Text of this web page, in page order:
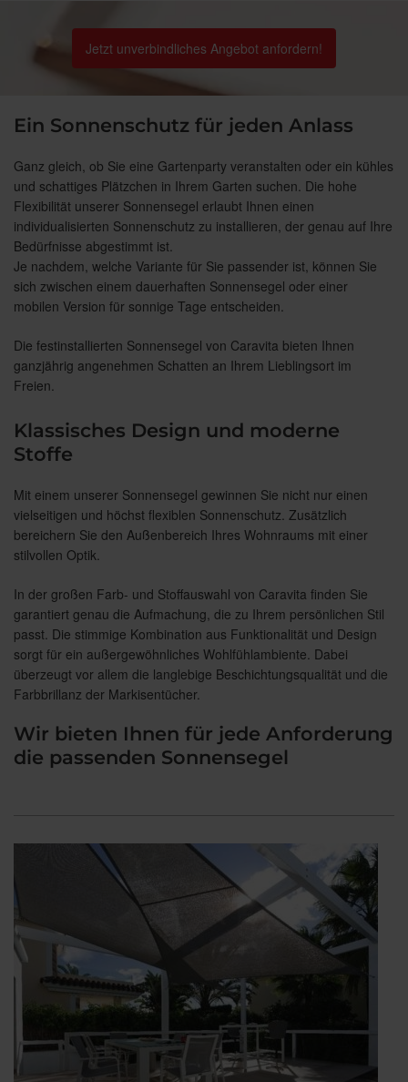
Jetzt unverbindliches Angebot anfordern!
Ein Sonnenschutz für jeden Anlass
Ganz gleich, ob Sie eine Gartenparty veranstalten oder ein kühles
und schattiges Plätzchen in Ihrem Garten suchen. Die hohe
Flexibilität unserer Sonnensegel erlaubt Ihnen einen
individualisierten Sonnenschutz zu installieren, der genau auf Ihre
Bedürfnisse abgestimmt ist.
Je nachdem, welche Variante für Sie passender ist, können Sie
sich zwischen einem dauerhaften Sonnensegel oder einer
mobilen Version für sonnige Tage entscheiden.
Die festinstallierten Sonnensegel von Caravita bieten Ihnen
ganzjährig angenehmen Schatten an Ihrem Lieblingsort im
Freien.
Klassisches Design und moderne
Stoffe
Mit einem unserer Sonnensegel gewinnen Sie nicht nur einen
vielseitigen und höchst flexiblen Sonnenschutz. Zusätzlich
bereichern Sie den Außenbereich Ihres Wohnraums mit einer
stilvollen Optik.
In der großen Farb- und Stoffauswahl von Caravita finden Sie
garantiert genau die Aufmachung, die zu Ihrem persönlichen Stil
passt. Die stimmige Kombination aus Funktionalität und Design
sorgt für ein außergewöhnliches Wohlfühlambiente. Dabei
überzeugt vor allem die langlebige Beschichtungsqualität und die
Farbbrillanz der Markisentücher.
Wir bieten Ihnen für jede Anforderung
die passenden Sonnensegel